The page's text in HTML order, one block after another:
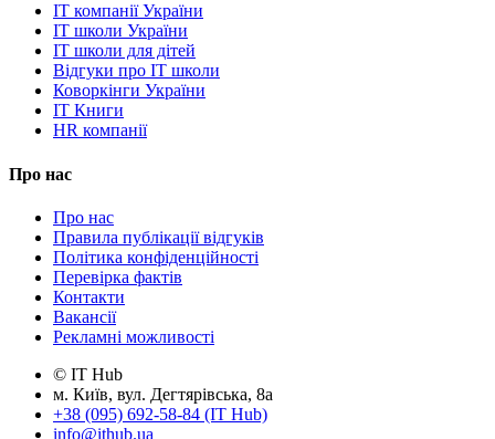
IT компанії України
IT школи України
IT школи для дітей
Відгуки про IT школи
Коворкінги України
IT Книги
HR компанії
Про нас
Про нас
Правила публікації відгуків
Політика конфіденційності
Перевірка фактів
Контакти
Вакансії
Рекламні можливості
© IT Hub
м. Київ, вул. Дегтярівська, 8а
+38 (095) 692-58-84 (IT Hub)
info@ithub.ua